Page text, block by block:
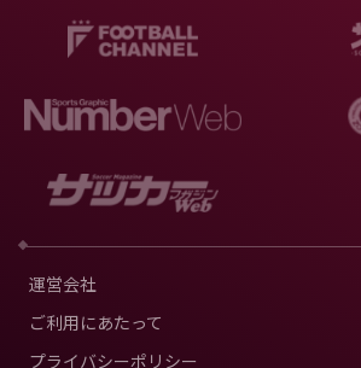
運営会社
ご利用にあたって
プライバシーポリシー